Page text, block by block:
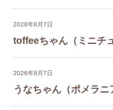
2026年8月7日
toffeeちゃん（ミニチ
2026年8月7日
うなちゃん（ポメラ